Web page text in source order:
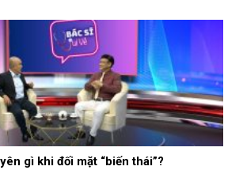
gì khi đối mặt “biến thái”?